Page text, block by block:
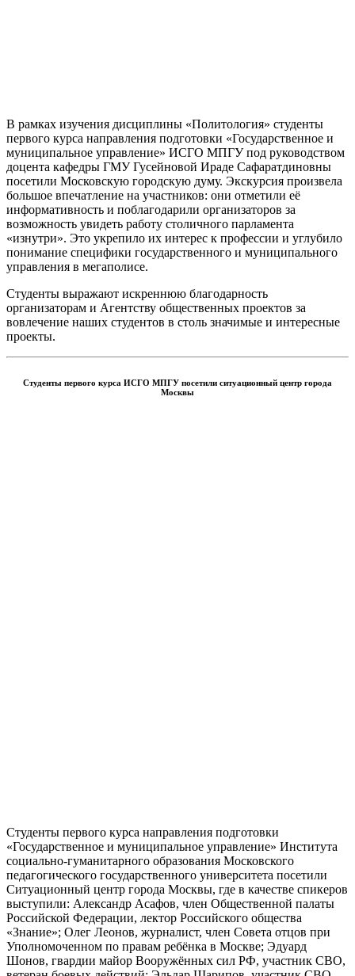
В рамках изучения дисциплины «Политология» студенты
первого курса направления подготовки «Государственное и
муниципальное управление» ИСГО МПГУ под руководством
доцента кафедры ГМУ Гусейновой Ираде Сафаратдиновны
посетили Московскую городскую думу. Экскурсия произвела
большое впечатление на участников: они отметили её
информативность и поблагодарили организаторов за
возможность увидеть работу столичного парламента
«изнутри». Это укрепило их интерес к профессии и углубило
понимание специфики государственного и муниципального
управления в мегаполисе.
Студенты выражают искреннюю благодарность
организаторам и Агентству общественных проектов за
вовлечение наших студентов в столь значимые и интересные
проекты.
Студенты первого курса ИСГО МПГУ посетили ситуационный центр города
Москвы
Студенты первого курса направления подготовки
«Государственное и муниципальное управление» Института
социально-гуманитарного образования Московского
педагогического государственного университета посетили
Ситуационный центр города Москвы, где в качестве спикеров
выступили: Александр Асафов, член Общественной палаты
Российской Федерации, лектор Российского общества
«Знание»; Олег Леонов, журналист, член Совета отцов при
Уполномоченном по правам ребёнка в Москве; Эдуард
Шонов, гвардии майор Вооружённых сил РФ, участник СВО,